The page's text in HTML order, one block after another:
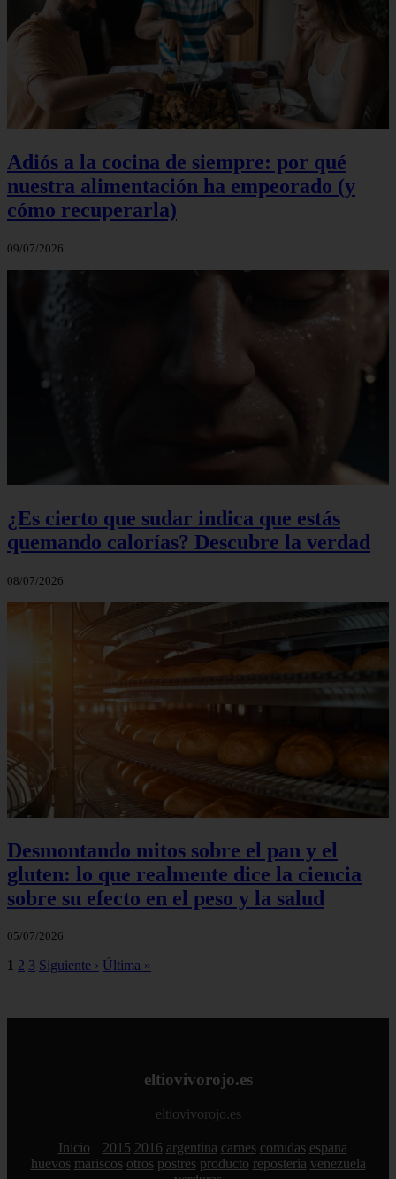
Adiós a la cocina de siempre: por qué
nuestra alimentación ha empeorado (y
cómo recuperarla)
09/07/2026
¿Es cierto que sudar indica que estás
quemando calorías? Descubre la verdad
08/07/2026
Desmontando mitos sobre el pan y el
gluten: lo que realmente dice la ciencia
sobre su efecto en el peso y la salud
05/07/2026
1 2 3 Siguiente › Última »
eltiovivorojo.es
eltiovivorojo.es
Inicio 2015 2016 argentina carnes comidas espana
huevos mariscos otros postres producto reposteria venezuela